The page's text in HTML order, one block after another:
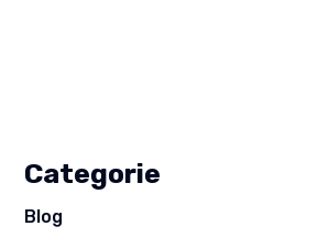
Categorie
Blog